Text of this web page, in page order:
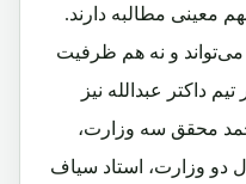
معینی مطالبه دارند.
می‌تواند و نه هم ظرفیت
داکتر عبدالله نیز
محقق سه وزارت،
دو وزارت، استاد سیاف